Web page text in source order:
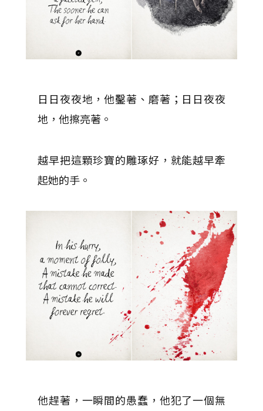
日日夜夜地，他鑿著、磨著；日日夜夜
地，他擦亮著。
越早把這顆珍寶的雕琢好，就能越早牽
起她的手。
他趕著，一瞬間的愚蠢，他犯了一個無